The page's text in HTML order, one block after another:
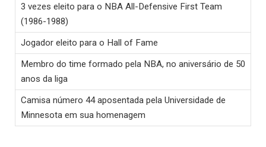
3 vezes eleito para o NBA All-Defensive First Team
(1986-1988)
Jogador eleito para o Hall of Fame
Membro do time formado pela NBA, no aniversário de 50
anos da liga
Camisa número 44 aposentada pela Universidade de
Minnesota em sua homenagem